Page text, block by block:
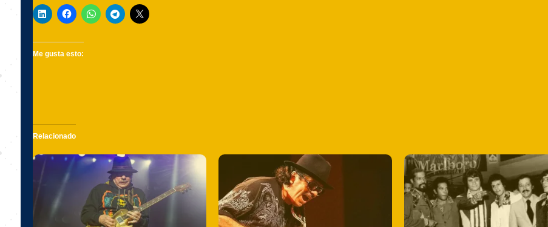
Me gusta esto:
Relacionado